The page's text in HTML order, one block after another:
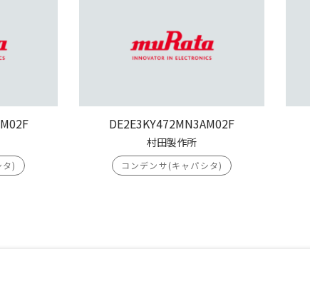
)
DE2E3KY472MN3AM02F
村田製作所
コンデンサ(キャパシタ)